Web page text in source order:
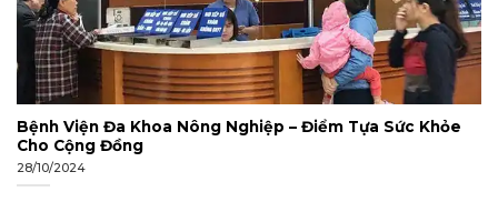
Bệnh Viện Đa Khoa Nông Nghiệp – Điểm Tựa Sức Khỏe
Cho Cộng Đồng
28/10/2024